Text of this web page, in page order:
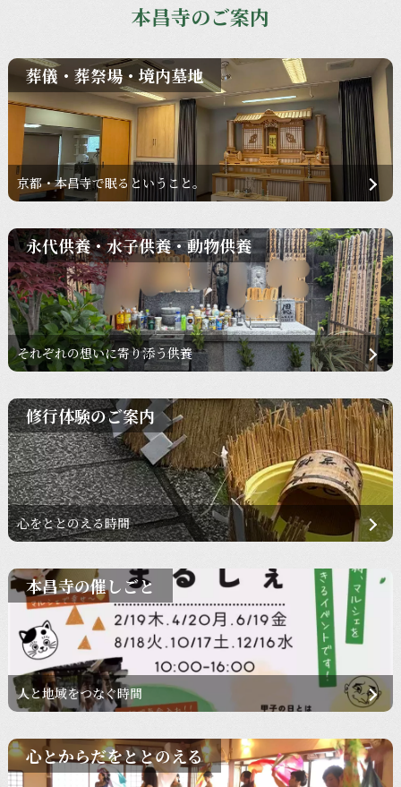
本昌寺のご案内
葬儀・葬祭場・境内墓地
京都・本昌寺で眠るということ。
永代供養・水子供養・動物供養
それぞれの想いに寄り添う供養
修行体験のご案内
心をととのえる時間
本昌寺の催しごと
人と地域をつなぐ時間
心とからだをととのえる